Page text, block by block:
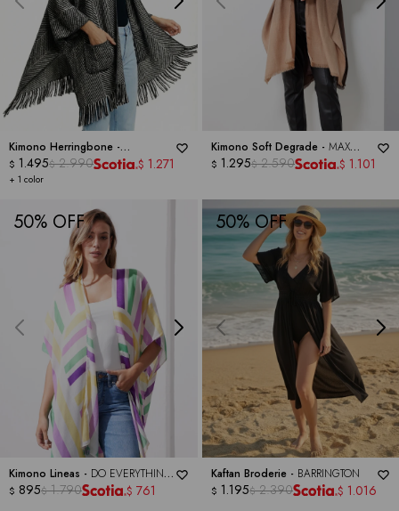
Kimono Herringbone -
BARRINGTON
+ 1 color
$ 1.495$ 2.990 $ 1.271
Kimono Soft Degrade - MAX
STUDIO
$ 1.295$ 2.590 $ 1.101
50
Kimono Lineas - DO EVERYTHING
IN LOVE
$ 895$ 1.790 $ 761
50
Kaftan Broderie - BARRINGTON
$ 1.195$ 2.390 $ 1.016